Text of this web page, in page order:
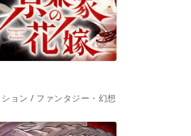
ョン / ファンタジー・幻想